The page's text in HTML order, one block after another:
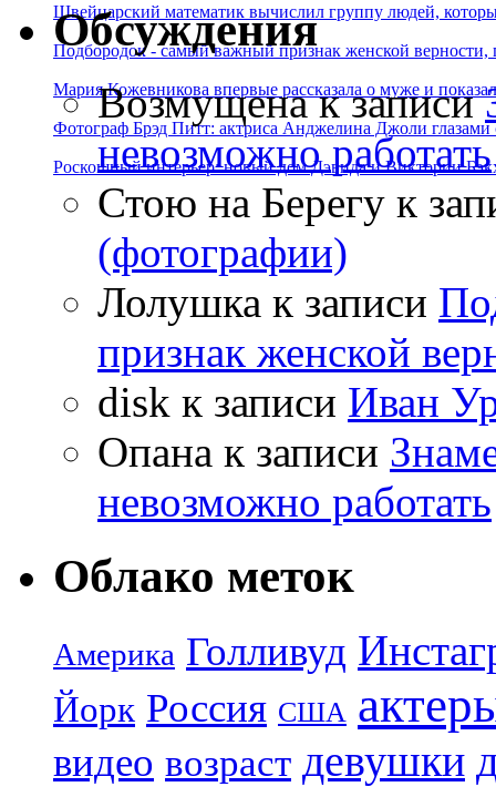
Швейцарский математик вычислил группу людей,
Подбородок - самый важный признак женской
Мария Кожевникова впервые рассказала о муже и
Фотограф Брэд Питт: актриса Анджелина Джоли глазами
Роскошный интерьер: новый дом Дэвида и Виктории
Обсуждения
Возмущенак записи
невозможно работать
Стою на Берегу к
(фотографии)
Лолушка к записи
признак женской
disk к записи Иван
Опана к записи
невозможно работать
Облако меток
Америка Голливуд
Йорк Россия США
видео возраст девушки